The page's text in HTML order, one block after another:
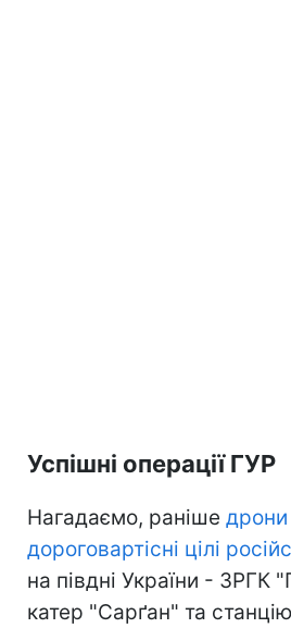
Успішні операції ГУР
Нагадаємо, раніше
дороговартісні цілі
на півдні України - ЗРГК
катер "Сарґан" та